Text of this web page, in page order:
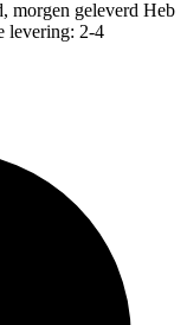
morgen geleverd Heb
levering: 2-4